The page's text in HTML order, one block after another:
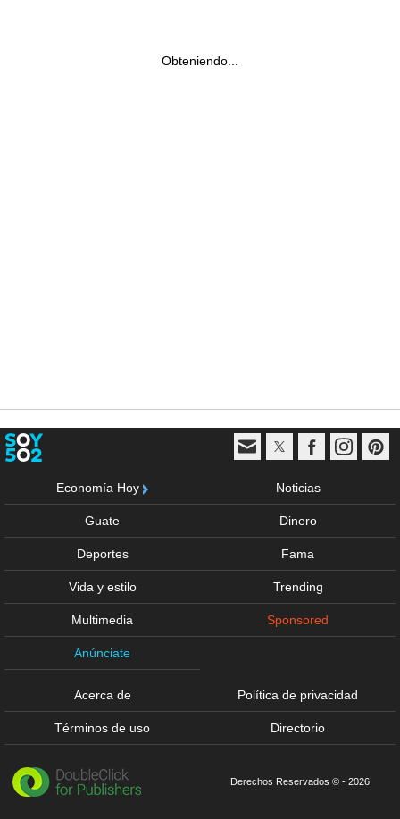
Obteniendo...
Economía Hoy Noticias
Guate Dinero
Deportes Fama
Vida y estilo Trending
Multimedia Sponsored
Anúnciate
Acerca de Política de privacidad
Términos de uso Directorio
Derechos Reservados © - 2026